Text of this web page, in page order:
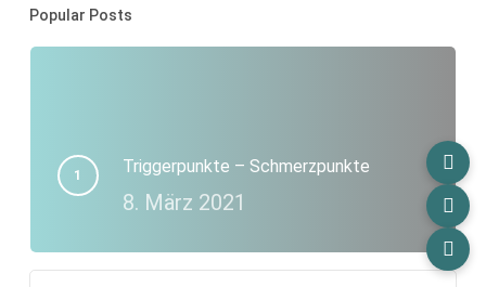
Popular Posts
Triggerpunkte – Schmerzpunkte
8. März 2021